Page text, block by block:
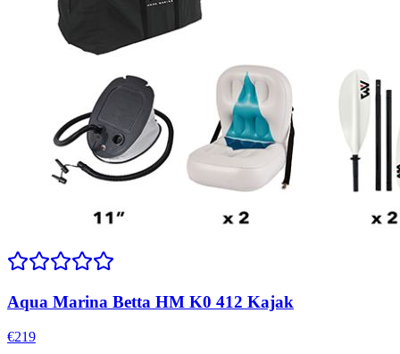
Aqua Marina Betta HM K0 412 Kajak
€219